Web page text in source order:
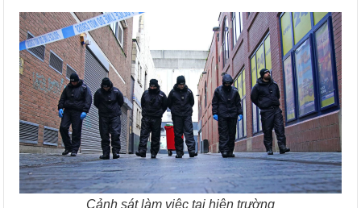
Cảnh sát làm việc tại hiện trường